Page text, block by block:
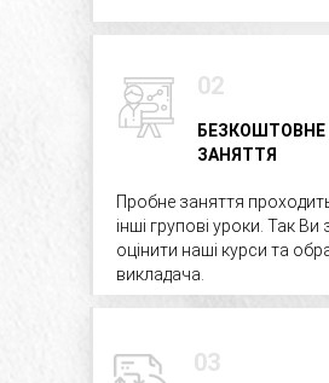
БЕЗКОШТОВНЕ
ЗАНЯТТЯ
Пробне заняття
інші групові уроки. Так
оцінити наші курси та
викладача.
02
03
БЕЗКОШТОВНЕ
ЗАНЯТТЯ
Пробне заняття
інші групові уроки. Так
оцінити наші курси та
викладача.
02
03